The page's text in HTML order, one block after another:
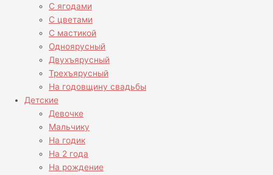
С ягодами
С цветами
С мастикой
Одноярусный
Двухъярусный
Трехъярусный
На годовщину свадьбы
Детские
Девочке
Мальчику
На годик
На 2 года
На рождение